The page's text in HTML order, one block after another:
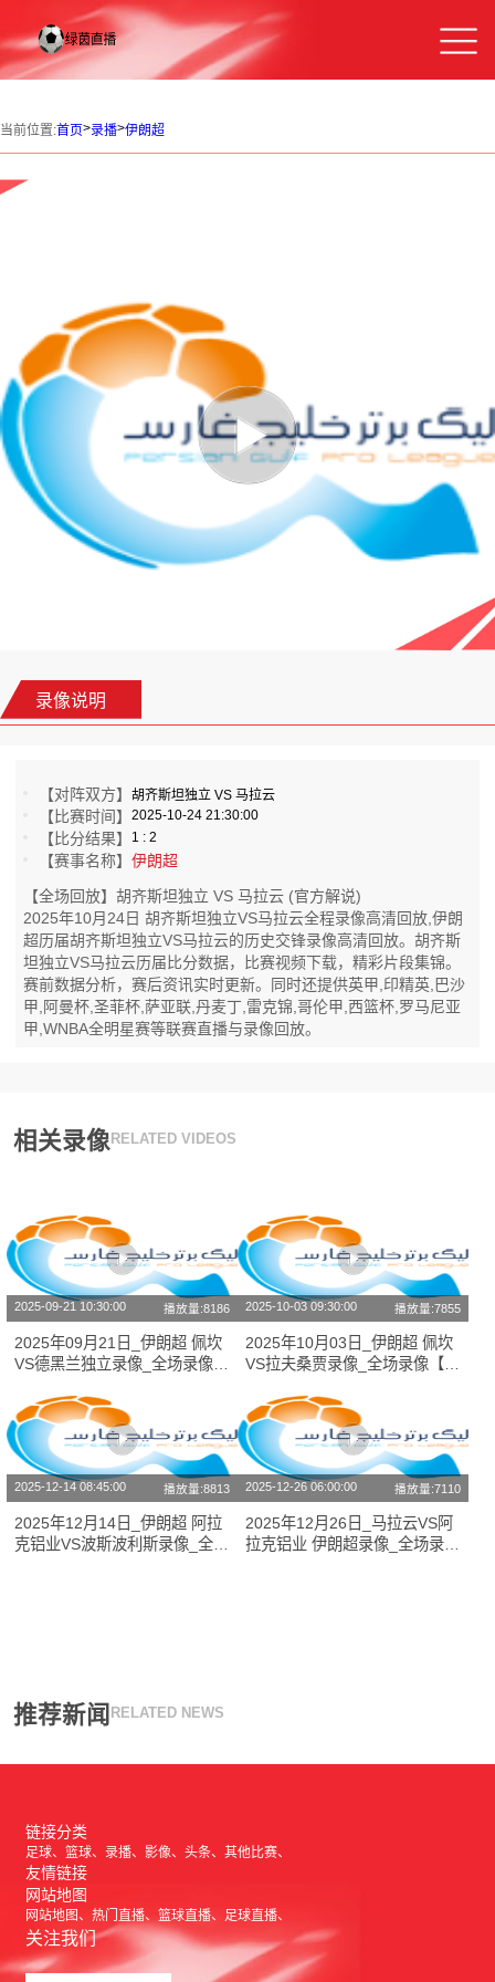
当前位置:首页>录播>伊朗超
录像说明
【对阵双方】胡齐斯坦独立 VS 马拉云
【比赛时间】2025-10-24 21:30:00
【比分结果】 1 : 2
【赛事名称】伊朗超
【全场回放】胡齐斯坦独立 VS 马拉云 (官方解说)
2025年10月24日 胡齐斯坦独立VS马拉云全程录像高清回放,伊朗
超历届胡齐斯坦独立VS马拉云的历史交锋录像高清回放。胡齐斯
坦独立VS马拉云历届比分数据，比赛视频下载，精彩片段集锦。
赛前数据分析，赛后资讯实时更新。同时还提供英甲,印精英,巴沙
甲,阿曼杯,圣菲杯,萨亚联,丹麦丁,雷克锦,哥伦甲,西篮杯,罗马尼亚
甲,WNBA全明星赛等联赛直播与录像回放。
相关录像 RELATED VIDEOS
2025-09-21 10:30:00 播放量:8186
2025年09月21日_伊朗超 佩坎
VS德黑兰独立录像_全场录像
2025-10-03 09:30:00 播放量:7855
2025年10月03日_伊朗超 佩坎
VS拉夫桑贾录像_全场录像【视
2025-12-14 08:45:00 播放量:8813
2025年12月14日_伊朗超 阿拉
克铝业VS波斯波利斯录像_全场
2025-12-26 06:00:00 播放量:7110
2025年12月26日_马拉云VS阿
拉克铝业 伊朗超录像_全场录像
推荐新闻 RELATED NEWS
链接分类
足球 篮球 录播 影像 头条 其他比赛
友情链接
网站地图
网站地图 热门直播 篮球直播 足球直播
关注我们